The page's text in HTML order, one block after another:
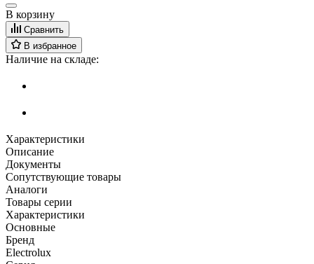
В корзину
Сравнить
В избранное
Наличие на складе:
Характеристики
Описание
Документы
Сопутствующие товары
Аналоги
Товары серии
Характеристики
Основные
Бренд
Electrolux